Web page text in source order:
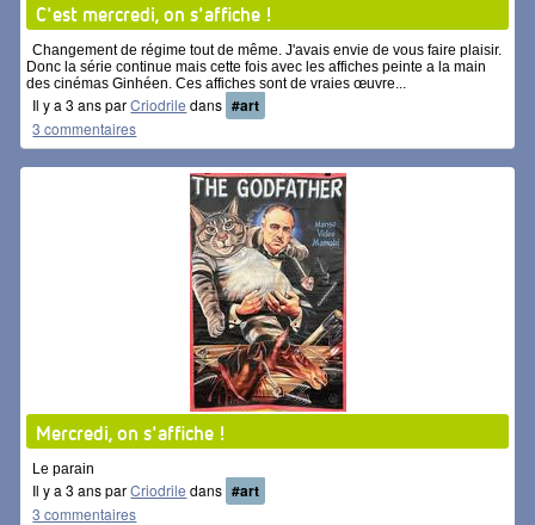
C'est mercredi, on s'affiche !
Changement de régime tout de même. J'avais envie de vous faire plaisir.
Donc la série continue mais cette fois avec les affiches peinte a la main
des cinémas Ginhéen. Ces affiches sont de vraies œuvre...
Il y a 3 ans parCriodrile dans #art
3 commentaires
Mercredi, on s'affiche !
Le parain
Il y a 3 ans parCriodrile dans #art
3 commentaires